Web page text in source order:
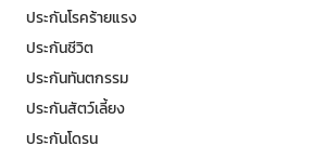
ประกันโรคร้ายแรง
ประกันชีวิต
ประกันทันตกรรม
ประกันสัตว์เลี้ยง
ประกันโดรน